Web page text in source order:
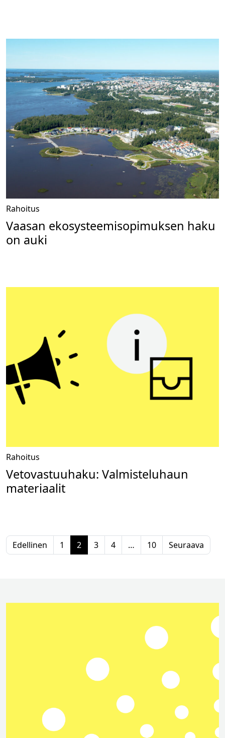
Rahoitus
Vaasan ekosysteemisopimuksen haku
on auki
Rahoitus
Vetovastuuhaku: Valmisteluhaun
materiaalit
Edellinen 1 2 3 4 … 10 Seuraava